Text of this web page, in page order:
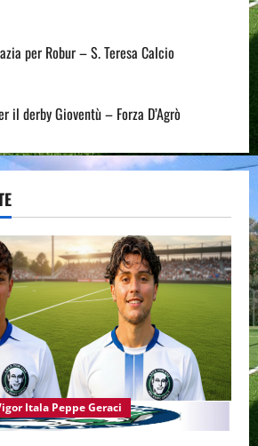
per Robur – S. Teresa Calcio
il derby Gioventù – Forza D’Agrò
Itala Peppe Geraci